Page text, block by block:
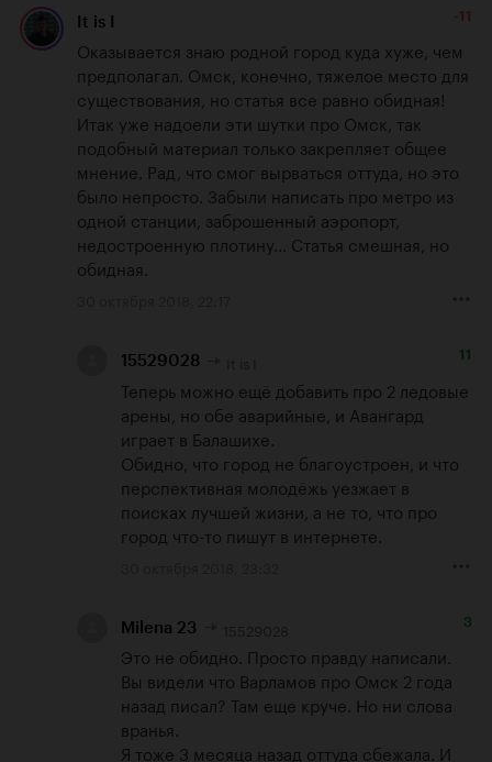
It is I -11
Оказывается знаю родной город куда хуже, чем
предполагал. Омск, конечно, тяжелое место для
существования, но статья все равно обидная!
Итак уже надоели эти шутки про Омск, так
подобный материал только закрепляет общее
мнение. Рад, что смог вырваться оттуда, но это
было непросто. Забыли написать про метро из
одной станции, заброшенный аэропорт,
недостроенную плотину... Статья смешная, но
обидная.
15529028 11
Теперь можно ещё добавить про 2 ледовые
арены, но обе аварийные, и Авангард
играет в Балашихе.
Обидно, что город не благоустроен, и что
перспективная молодёжь уезжает в
поисках лучшей жизни, а не то, что про
город что-то пишут в интернете.
Milena 23 3
Это не обидно. Просто правду написали.
Вы видели что Варламов про Омск 2 года
назад писал? Там еще круче. Но ни слова
вранья.
Я тоже 3 месяца назад оттуда сбежала. И